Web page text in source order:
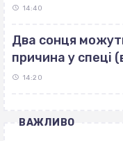
14:40
Два сонця
причина у спеці
14:20
ВАЖЛИВО